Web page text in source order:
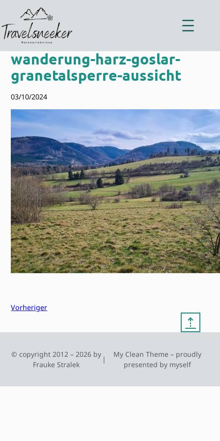
springen
wanderung-harz-goslar-
granetalsperre-aussicht
03/10/2024
Vorheriger
⇡
© copyright 2012 – 2026 by
Frauke Stralek
|
My Clean Theme – proudly
presented by myself